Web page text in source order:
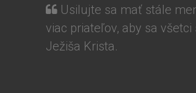
Usilujte sa mať stále
viac priateľov, aby sa
Ježiša Krista.